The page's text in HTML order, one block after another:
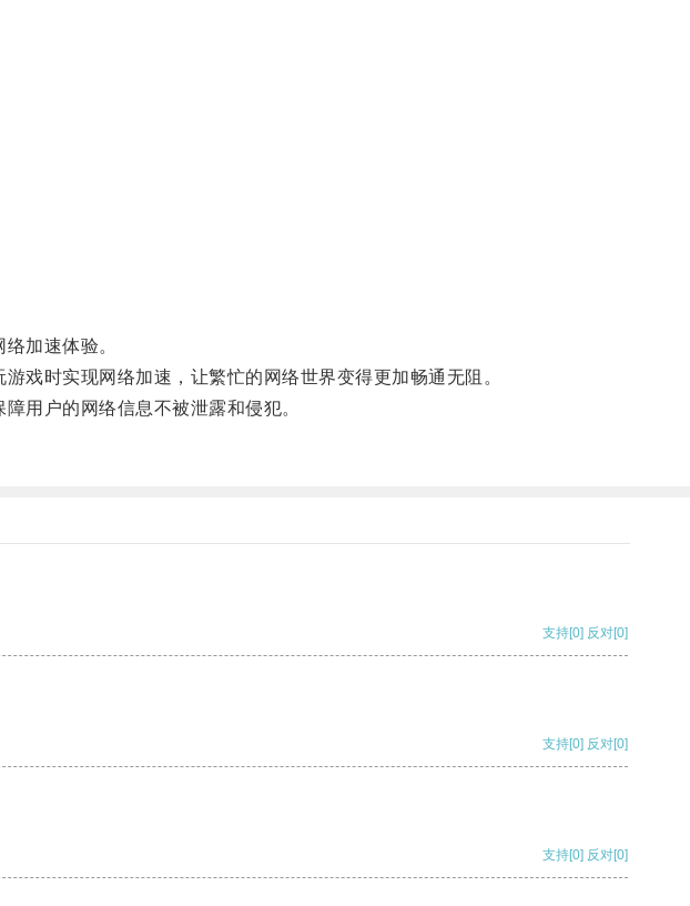
加速体验。
时实现网络加速，让繁忙的网络世界变得更加畅通无阻。
户的网络信息不被泄露和侵犯。
支持[0] 反对[0]
支持[0] 反对[0]
支持[0] 反对[0]